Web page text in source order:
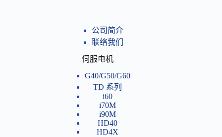
公司简介
联络我们
伺服电机
G40/G50/G60
TD 系列
i60
i70M
i90M
HD40
HD4X